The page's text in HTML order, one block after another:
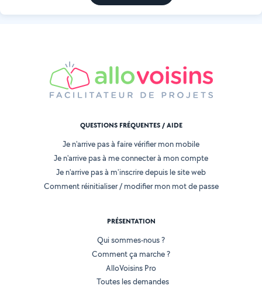
QUESTIONS FRÉQUENTES / AIDE
Je n'arrive pas à faire vérifier mon mobile
Je n'arrive pas à me connecter à mon compte
Je n'arrive pas à m'inscrire depuis le site web
Comment réinitialiser / modifier mon mot de passe
PRÉSENTATION
Qui sommes-nous ?
Comment ça marche ?
AlloVoisins Pro
Toutes les demandes